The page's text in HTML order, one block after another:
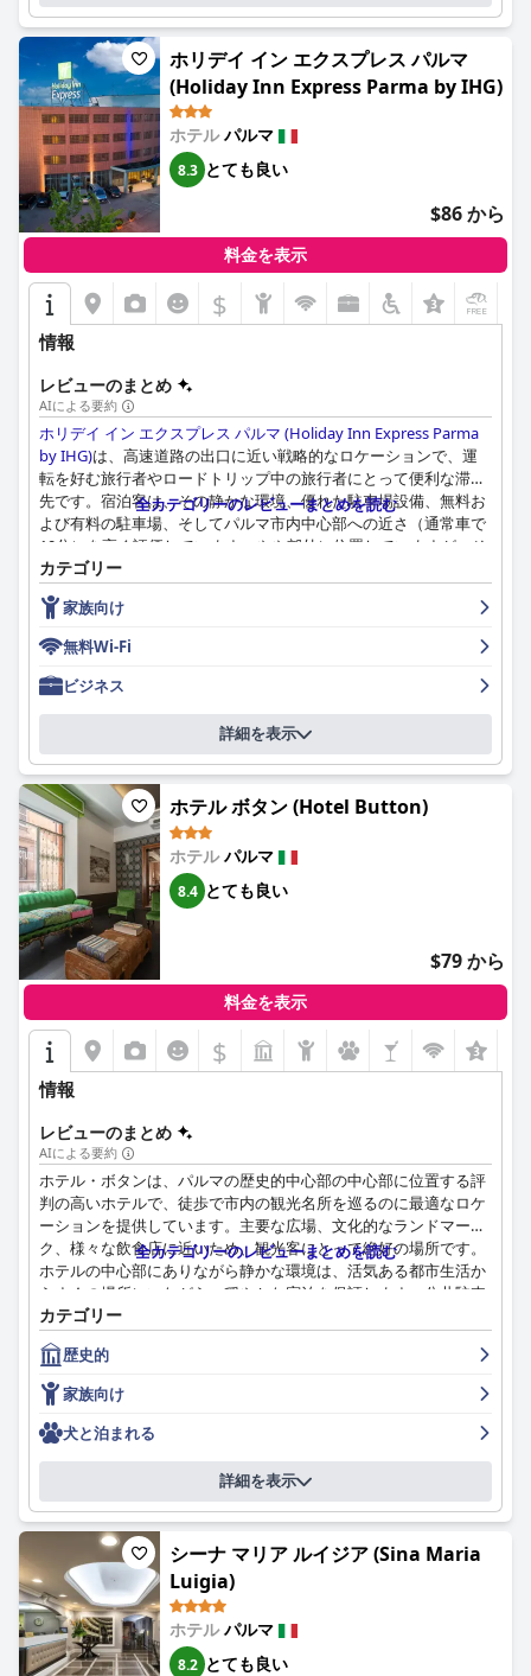
3つ星ホテルとしては、ホテル ダニエル & リストランテ コッキは
しばしば期待を上回り、価格に見合う価値を提供しています。こ
のホテルは、機能的な設備、会議室、生産性を高める環境を提供
しており、ビジネス旅行者にも高く評価されています。基本的な
ロビーではありますが、プロフェッショナルな水準と包括的なビ
ジネスサービスは、旅行者の基本的なニーズを満たしています。
全体として、ホテル ダニエル & リストランテ コッキは、戦略的
なロケーション、素晴らしい食事体験、快適さ、そして清潔さで
高く評価されており、レジャーとビジネスの両方の旅行者にとっ
て人気の選択肢となっています。
ゲストは一貫して朝食体験を素晴らしいと評価しており、その多
様性と高品質な食材を指摘しています。焼きたてのパンケーキ、
カプチーノ、新鮮なジュースや地元の珍味など、甘くて風味豊か
な料理の組み合わせが特に賞賛されています。いくつかのコメン
トではバラエティの改善が提案されていますが、朝食は概ね豊か
で豊富で満足できるものであり、行き届いたスタッフが迅速で楽
しいサービスを保証している点で高く評価されています。
**部屋：**
ホテルの部屋は、その清潔さ、モダンなデザイン、機能性で広く
評価されています。ゲストは、エアコン、ミニバー、テレビなど
の必要なアメニティが完備された、手入れの行き届いた静かで快
適な環境を高く評価しています。一部の部屋は狭いかもしれませ
んが、全体的な広さ、効果的なエアコン、清潔でよく構造化され
たバスルームが頻繁に強調されています。特定の部屋の天井が高
いことも、広さと快適さをさらに高めています。
**清潔さ：**
非の打ちどころのない清潔さはサヴォイ・ホテルの特徴であり、
多くのレビューが部屋と公共エリアの完璧な状態を称賛していま
す。モダンで機能的なデザインは、高い衛生基準を補完し、すべ
てのお客様に快適で歓迎的な滞在を保証します。
**スタッフ：**
ホテルのスタッフは、そのフレンドリーさ、親切さ、プロ意識で
非常に高い評価を受けています。受付から朝食エリアまで、ゲス
トは常に、歓迎的でサービス志向の体験を提供するスタッフとの
肯定的なやり取りを報告しています。スタッフによる行き届いた
効率的なサービスは、ゲストの全体的な満足度に大きく貢献して
います。
**Wi-Fi：**
ホテルのWi-Fiサービスは好評であり、多くのゲストがその信頼性
と高品質を指摘しています。一貫して高性能なインターネットサ
ービスは、ゲストの期待を満たし、しばしばそれを超える主要な
機能です。
**駐車場：**
ホテルに直接駐車できる場所は限られていますが、ゲストは近く
にあるさまざまな駐車場ソリューションに感謝しています。ホテ
ルから徒歩ですぐの駐車場や公共スペースがあり、手頃な料金で
利用できます。狭いスペースや利用制限に関する報告もあります
が、全体的な近さと複数の駐車場の選択肢により、比較的手間の
かからない体験が可能です。
**ベッド：**
ベッドの快適さは際立った特徴であり、ゲストは繰り返しそれら
を非常に快適であると表現し、安らかな夜の睡眠に貢献していま
す。ベッドの広さと適切な硬さは、部屋全体の快適さを高めま
**四つ星評価：**
ただし、いくつかのレビューでは、ホテルの施設とサービスが典
型的な四つ星の基準に完全には合致していないことが示唆されて
いることに注意する必要があります。ゲストは、この評価のホテ
ルに期待されるよりも小さくてシンプルな部屋を報告し、四つ星
の指定はやや意欲的なものである可能性があることを示していま
要約すると、サヴォイ・ホテルは、その最高のロケーション、素
晴らしい朝食の提供、清潔さ、卓越したスタッフサービスに優れ
ており、旅行者にとって人気の選択肢となっています。四つ星の
分類に批判的な意見もありますが、全体的な体験は依然として非
常にポジティブで満足のいくものです。
ホリデイ イン エクスプレス パルマ
(Holiday Inn Express Parma by IHG)
ホテルパルマ
8.3 とても良い
$86 から
料金を表示
$
情報
レビューのまとめ
AIによる要約
ホリデイ イン エクスプレス パルマ (Holiday Inn Express Parma
by IHG)は、高速道路の出口に近い戦略的なロケーションで、運
転を好む旅行者やロードトリップ中の旅行者にとって便利な滞在
先です。宿泊客は、その静かな環境、優れた駐車場設備、無料お
よび有料の駐車場、そしてパルマ市内中心部への近さ（通常車で
10分）を高く評価しています。やや郊外に位置していますが、そ
のロケーションは街の喧騒から離れた静けさを保証します。
ホテルの朝食は、そのバラエティ、豊富さ、そして質の高さで一
貫して高い評価を得ています。宿泊客は甘いものと塩辛いものの
両方のオプションを楽しんでおり、新鮮な食材が頻繁に評価され
ています。いくつかの塩辛いものの選択肢の少なさや時折の混雑
などのわずかな不便さを感じる人もいますが、宿泊料金に朝食が
含まれていることは価値を高め、満足のいくゲストエクスペリエ
ホテルのレストランでの夕食は、賛否両論あります。料理の質と
公正な価格設定を評価する人もいますが、レストランの営業時間
の不安定さや、時折料理の質が低いことに失望する人もいます。
これらの矛盾にもかかわらず、夕食の提供は利便性を提供し、特
にレストランが午後10時まで営業していることは便利です。
Holiday Inn Express Parmaの客室は、清潔さ、モダンなデザイ
ン、快適さで賞賛されています。宿泊客は、大きくて快適なベッ
ドと手入れの行き届いた施設を主な利点として強調しています。
一部の客室は大人数のグループには少し狭いかもしれませんが、
全体的な客室のセットアップは必要なアメニティを備えており、
期待に応えています。冷蔵庫の追加や温度管理の改善は、エクス
ペリエンスを向上させる可能性があります。
清潔さは際立った特徴であり、客室と共用エリアの両方が高い水
準で維持されています。ホテルの常に清潔で居心地の良い環境
は、フレンドリーで効率的なスタッフによって強化され、宿泊客
に好印象を与えます。
ホテルのスタッフは、温かさ、親切さ、多言語対応能力で頻繁に
称賛され、快適な滞在に貢献しています。ほとんどのやり取りは
好意的ですが、一部の宿泊客はあまり好ましくない経験を報告し
ていますが、これらは例外です。
Wi-Fiは賛否両論あります。十分で安定していると感じる人もいれ
ば、接続や速度に時折問題が発生する人もいます。ただし、無料
で無制限にアクセスできるため、基本的なニーズは概ね満たされ
ています。
家族連れやペット連れに優しい雰囲気で、ホテルは家族やペット
と旅行する人によく対応しています。広々としたファミリールー
ムと、子供やペットに対する歓迎的な姿勢は、時折ハイチェアや
ベビーベッドが不足するなどの小さな問題にもかかわらず、便利
な選択肢となっています。
Holiday Inn Express Parmaは、快適で広々としたベッドを提供し
ていますが、防水シートが不快だったり、2つのシングルベッド
を組み合わせたダブルベッドだったりするなどの小さな問題を指
摘する人もいます。全体的なコンセンサスは、ベッドは快適な睡
眠環境を提供しているということです。
全カテゴリーのレビューまとめを読む
カテゴリー
家族向け
無料Wi-Fi
ビジネス
詳細を表示
ホテル ボタン (Hotel Button)
ホテルパルマ
8.4 とても良い
$79 から
料金を表示
$
情報
レビューのまとめ
AIによる要約
ホテル・ボタンは、パルマの歴史的中心部の中心部に位置する評
判の高いホテルで、徒歩で市内の観光名所を巡るのに最適なロケ
ーションを提供しています。主要な広場、文化的なランドマー
ク、様々な飲食店に近いため、観光客にとって絶好の場所です。
ホテルの中心部にありながら静かな環境は、活気ある都市生活か
らすぐの場所にいながら、穏やかな宿泊を保証します。公共駐車
場や駅へのアクセスなどの追加の利便性も、その魅力をさらに高
めています。
ホテル・ボタンでの朝食は、その質と種類が非常に高く評価され
ており、地元の特産品を含むバラエティ豊かなビュッフェを楽し
めます。朝食の体験は概ね満足のいくものですが、品揃えの幅広
さや補充の速さに対する要望も時折あります。ロビーにある24時
間利用可能なコーヒーメーカーは、ゲストにとってありがたい便
周辺地域には多くの飲食店があり、スタッフは地元のレストラン
やバーに関する素晴らしい情報を提供してくれます。特に注目す
べきは、「イル・ガロ・ドーロ」やミシュランガイドに掲載され
ているその他の質の高い飲食店です。ホテル自体の食事の選択肢
が限られているという批判もありますが、ホテル周辺の全体的な
食事体験は高く評価されています。
全カテゴリーのレビューまとめを読む
カテゴリー
歴史的
家族向け
犬と泊まれる
詳細を表示
シーナ マリア ルイジア (Sina Maria
Luigia)
ホテルパルマ
8.2 とても良い